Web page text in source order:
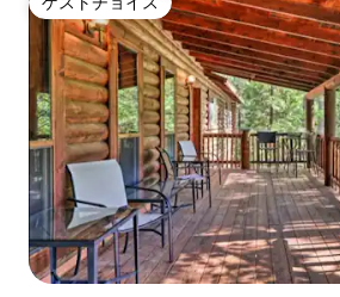
ゲストチョイス